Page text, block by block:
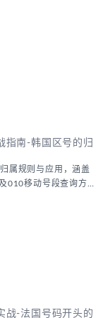
指南-韩国区号的归
属规则与应用，涵盖
010移动号段查询方
战-法国号码开头的